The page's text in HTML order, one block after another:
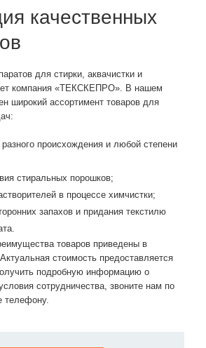
качественных
для стирки, аквачистки и
компания «ТЕКСКЕПРО». В нашем
широкий ассортимент товаров для
происхождения и любой степени
стиральных порошков;
в процессе химчистки;
запахов и придания текстилю
товаров приведены в
стоимость предоставляется
подробную информацию о
сотрудничества, звоните нам по
телефону.